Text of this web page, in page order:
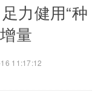
力健用“种
量
11:17:12